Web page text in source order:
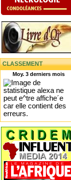
CLASSEMENT
Moy. 3 derniers mois